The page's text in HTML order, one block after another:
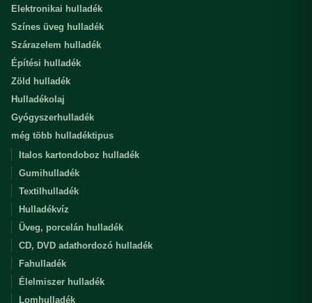
Elektronikai hulladék
Színes üveg hulladék
Szárazelem hulladék
Építési hulladék
Zöld hulladék
Hulladékolaj
Gyógyszerhulladék
még több hulladéktipus
Italos kartondoboz hulladék
Gumihulladék
Textilhulladék
Hulladékvíz
Üveg, porcelán hulladék
CD, DVD adathordozó hulladék
Fahulladék
Élelmiszer hulladék
Lomhulladék